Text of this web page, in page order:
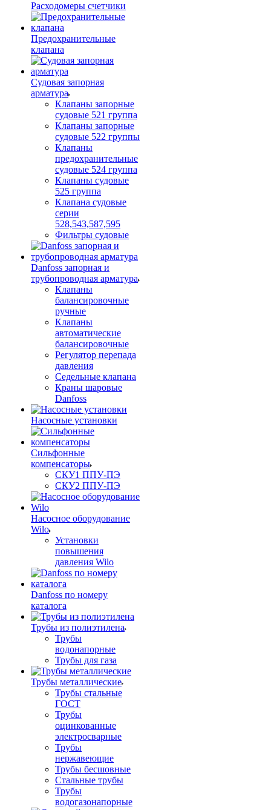
Расходомеры счетчики
Предохранительные
клапана
Судовая запорная
арматура
Клапаны запорные
судовые 521 группа
Клапаны запорные
судовые 522 группы
Клапаны
предохранительные
судовые 524 группа
Клапаны судовые
525 группа
Клапана судовые
серии
528,543,587,595
Фильтры судовые
Danfoss запорная и
трубопроводная арматура
Клапаны
балансировочные
ручные
Клапаны
автоматические
балансировочные
Регулятор перепада
давления
Седельные клапана
Краны шаровые
Danfoss
Насосные установки
Сильфонные
компенсаторы
СКУ1 ППУ-ПЭ
СКУ2 ППУ-ПЭ
Насосное оборудование
Wilo
Установки
повышения
давления Wilo
Danfoss по номеру
каталога
Трубы из полиэтилена
Трубы
водонапорные
Трубы для газа
Трубы металлические
Трубы стальные
ГОСТ
Трубы
оцинкованные
электросварные
Трубы
нержавеющие
Трубы бесшовные
Стальные трубы
Трубы
водогазонапорные